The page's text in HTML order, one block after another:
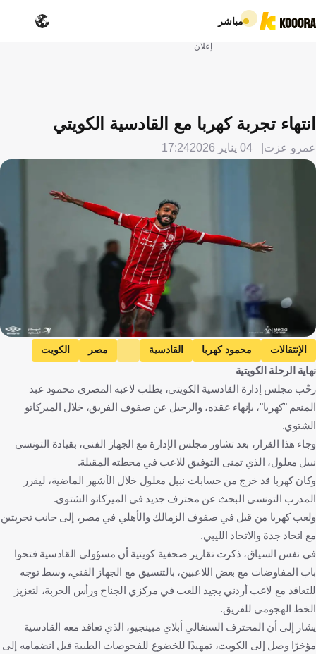
مباشر
إعلان
انتهاء تجربة كهربا مع القادسية الكويتي
عمرو عزت 04 يناير 2026 17:24
الإنتقالات محمود كهربا القادسية مصر
الكويت
كرة قدم
نهاية الرحلة الكويتية
رحّب مجلس إدارة القادسية الكويتي، بطلب لاعبه المصري محمود عبد
المنعم "كهربا"، بإنهاء عقده، والرحيل عن صفوف الفريق، خلال الميركاتو
الشتوي.
وجاء هذا القرار، بعد تشاور مجلس الإدارة مع الجهاز الفني، بقيادة التونسي
نبيل معلول، الذي تمنى التوفيق للاعب في محطته المقبلة.
وكان كهربا قد خرج من حسابات نببل معلول خلال الأشهر الماضية، ليقرر
المدرب التونسي البحث عن محترف جديد في الميركاتو الشتوي.
ولعب كهربا من قبل في صفوف الزمالك والأهلي في مصر، إلى جانب تجربتين
مع اتحاد جدة والاتحاد الليبي.
في نفس السياق، ذكرت تقارير صحفية كويتية أن مسؤولي القادسية فتحوا
باب المفاوضات مع بعض اللاعبين، بالتنسيق مع الجهاز الفني، وسط توجه
للتعاقد مع لاعب أردني يجيد اللعب في مركزي الجناح ورأس الحربة، لتعزيز
الخط الهجومي للفريق.
يشار إلى أن المحترف السنغالي أبلاي مبينجيو، الذي تعاقد معه القادسية
مؤخرًا وصل إلى الكويت، تمهيدًا للخضوع للفحوصات الطبية قبل انضمامه إلى